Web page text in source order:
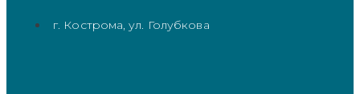
г. Кострома, ул. Голубкова